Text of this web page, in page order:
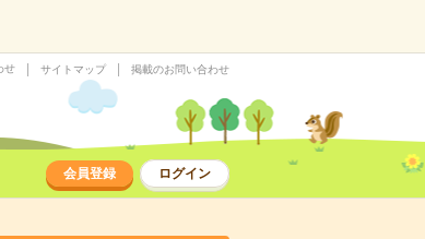
せ サイトマップ 掲載のお問い合わせ
会員登録 ログイン